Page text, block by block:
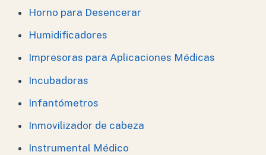
Horno para Desencerar
Humidificadores
Impresoras para Aplicaciones Médicas
Incubadoras
Infantómetros
Inmovilizador de cabeza
Instrumental Médico